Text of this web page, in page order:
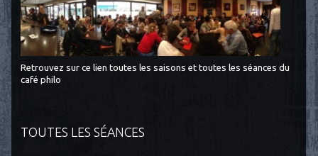
Retrouvez sur ce lien toutes les saisons et toutes les séances du
café philo
TOUTES LES SÉANCES